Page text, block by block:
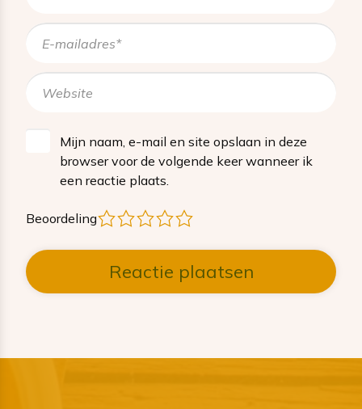
Mijn naam, e-mail en site opslaan in deze
browser voor de volgende keer wanneer ik
een reactie plaats.
Beoordeling 4
3
2
1